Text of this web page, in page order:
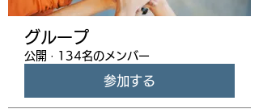
グループ
公開 · 134名のメンバー
参加する